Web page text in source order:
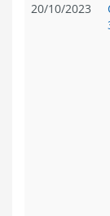
20/10/2023